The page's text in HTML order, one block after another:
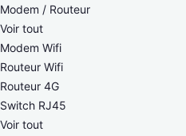
Modem / Routeur
Voir tout
Modem Wifi
Routeur Wifi
Routeur 4G
Switch RJ45
Voir tout